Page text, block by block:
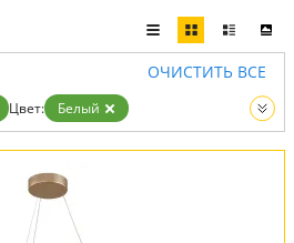
ОЧИСТИТЬ ВСЕ
Цвет:
Белый